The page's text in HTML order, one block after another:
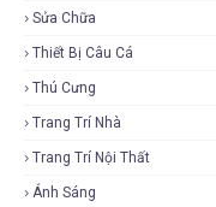
Sửa Chữa
Thiết Bị Câu Cá
Thú Cưng
Trang Trí Nhà
Trang Trí Nội Thất
Ánh Sáng